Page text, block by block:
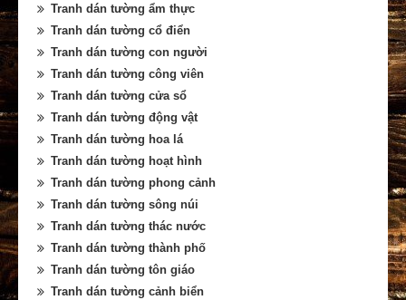
Tranh dán tường ẩm thực
Tranh dán tường cổ điển
Tranh dán tường con người
Tranh dán tường công viên
Tranh dán tường cửa sổ
Tranh dán tường động vật
Tranh dán tường hoa lá
Tranh dán tường hoạt hình
Tranh dán tường phong cảnh
Tranh dán tường sông núi
Tranh dán tường thác nước
Tranh dán tường thành phố
Tranh dán tường tôn giáo
Tranh dán tường cảnh biển